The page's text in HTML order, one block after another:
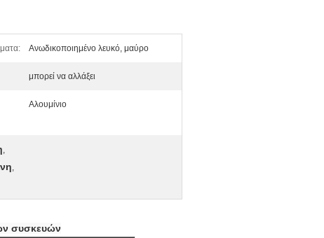
Ανωδικοποιημένο λευκό, μαύρο
μπορεί να αλλάξει
Αλουμίνιο
,
,
συσκευών